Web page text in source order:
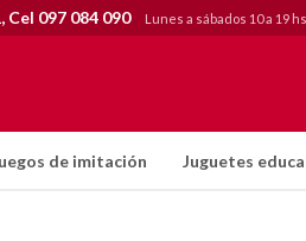
de imitación Juguetes
Cel 097 084 090 Lunes a sábados 10 a 19